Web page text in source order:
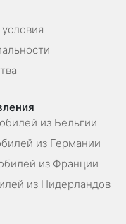
из Бельгии
из Германии
из Франции
из Нидерландов